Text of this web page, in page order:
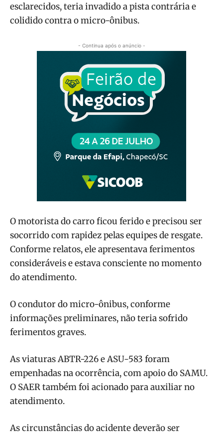
esclarecidos, teria invadido a pista contrária e
colidido contra o micro-ônibus.
- Continua após o anúncio -
O motorista do carro ficou ferido e precisou ser
socorrido com rapidez pelas equipes de resgate.
Conforme relatos, ele apresentava ferimentos
consideráveis e estava consciente no momento
do atendimento.
O condutor do micro-ônibus, conforme
informações preliminares, não teria sofrido
ferimentos graves.
As viaturas ABTR-226 e ASU-583 foram
empenhadas na ocorrência, com apoio do SAMU.
O SAER também foi acionado para auxiliar no
atendimento.
As circunstâncias do acidente deverão ser